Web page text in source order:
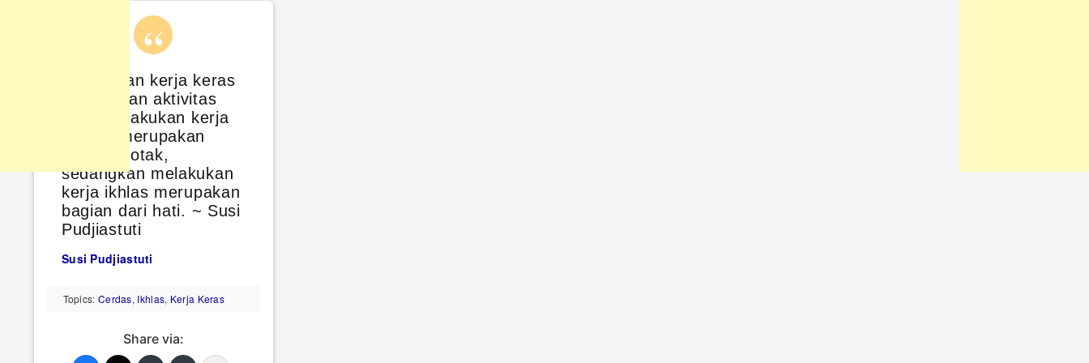
Melakukan kerja keras
merupakan aktivitas
fisik, melakukan kerja
cerdas merupakan
aktivitas otak,
sedangkan melakukan
kerja ikhlas merupakan
bagian dari hati. ~ Susi
Pudjiastuti
Susi Pudjiastuti
Topics: Cerdas, Ikhlas, Kerja Keras
Share via: